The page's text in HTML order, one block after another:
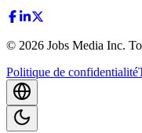
© 2026 Jobs Media Inc.
Politique de confidentialité